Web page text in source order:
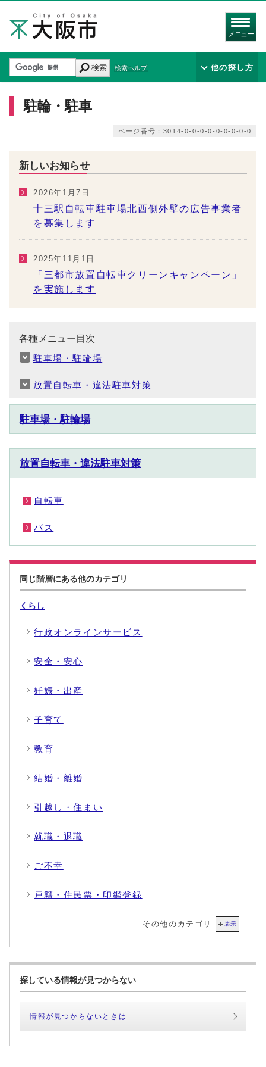
メニュー
検索 検索ヘルプ 他の探し方
駐輪・駐車
ページ番号：3014-0-0-0-0-0-0-0-0-0
新しいお知らせ
2026年1月7日
十三駅自転車駐車場北西側外壁の広告事業者
を募集します
2025年11月1日
「三都市放置自転車クリーンキャンペーン」
を実施します
各種メニュー目次
駐車場・駐輪場
放置自転車・違法駐車対策
駐車場・駐輪場
放置自転車・違法駐車対策
自転車
バス
同じ階層にある他のカテゴリ
くらし
行政オンラインサービス
安全・安心
妊娠・出産
子育て
教育
結婚・離婚
引越し・住まい
就職・退職
ご不幸
戸籍・住民票・印鑑登録
その他のカテゴリ 表示
探している情報が見つからない
情報が見つからないときは